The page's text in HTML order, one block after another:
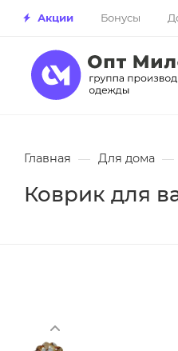
Акции Бонусы
Главная — Для дома —
Коврик для